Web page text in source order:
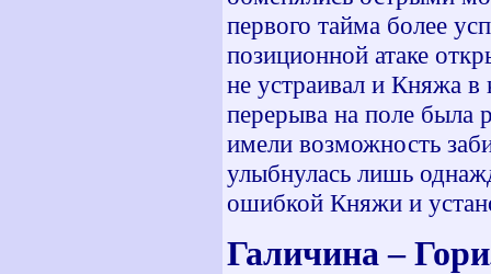
первого тайма более
позиционной атаке
не устраивал и Княжа в
перерыва на поле была
имели возможность
улыбнулась лишь
ошибкой Княжи и
Галичина –